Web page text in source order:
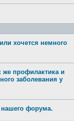
хочется немного
же профилактика и
заболевания у
форума.